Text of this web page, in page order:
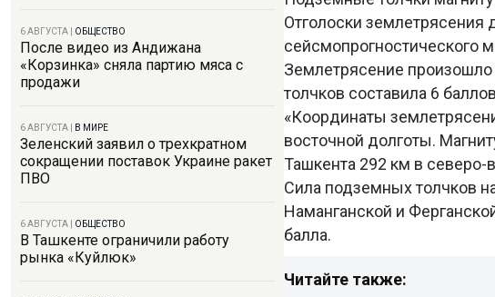
6 АВГУСТА ОБЩЕСТВО
После видео из Андижана
«Корзинка» сняла партию мяса с
продажи
6 АВГУСТА В МИРЕ
Зеленский заявил о трехкратном
сокращении поставок Украине ракет
ПВО
6 АВГУСТА ОБЩЕСТВО
В Ташкенте ограничили работу
рынка «Куйлюк»
Отголоски землетрясения
сейсмопрогностического
Землетрясение произошло
толчков составила 6
«Координаты
восточной долготы.
Ташкента 292 км в северо-
Сила подземных толчков
Наманганской и
балла.
Читайте также: